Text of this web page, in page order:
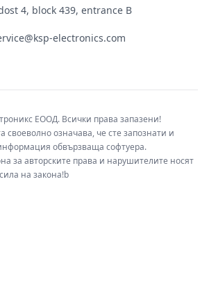
4, block 439, entrance B
electronics.com
ЕООД. Всички права запазени!
своеволно означава, че сте запознати и
обвързваща софтуера.
за авторските права и нарушителите носят
на закона!b